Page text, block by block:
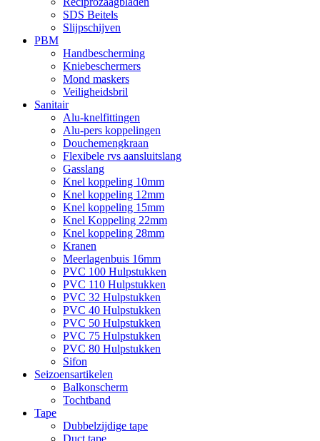
SDS Beitels
Slijpschijven
PBM
Handbescherming
Kniebeschermers
Mond maskers
Veiligheidsbril
Sanitair
Alu-knelfittingen
Alu-pers koppelingen
Douchemengkraan
Flexibele rvs aansluitslang
Gasslang
Knel koppeling 10mm
Knel koppeling 12mm
Knel koppeling 15mm
Knel Koppeling 22mm
Knel koppeling 28mm
Kranen
Meerlagenbuis 16mm
PVC 100 Hulpstukken
PVC 110 Hulpstukken
PVC 32 Hulpstukken
PVC 40 Hulpstukken
PVC 50 Hulpstukken
PVC 75 Hulpstukken
PVC 80 Hulpstukken
Sifon
Seizoensartikelen
Balkonscherm
Tochtband
Tape
Dubbelzijdige tape
Duct tape